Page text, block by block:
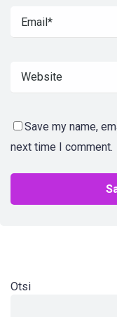
Save my name,
next time I comment.
Otsi